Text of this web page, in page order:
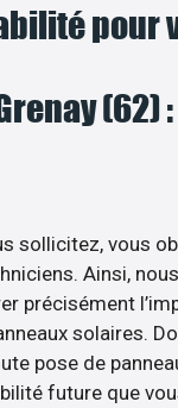
pour
(62)
sollicitez, vous
Ainsi,
précisément
solaires.
pose de
future que